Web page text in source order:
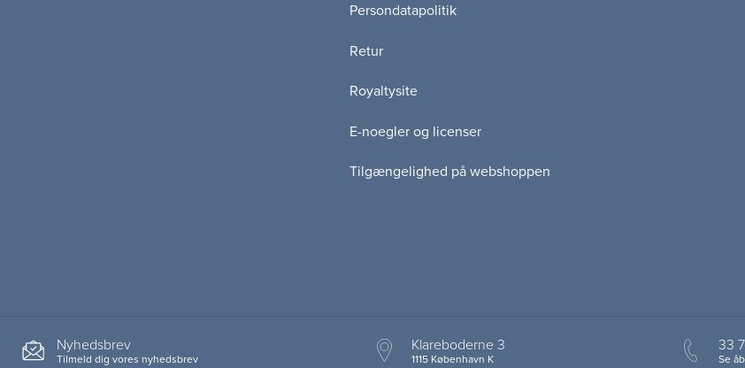
Persondatapolitik
Retur
Royaltysite
E-noegler og licenser
Tilgængelighed på webshoppen
Nyhedsbrev
Tilmeld dig vores nyhedsbrev
Klareboderne 3
1115 København K
33
Se